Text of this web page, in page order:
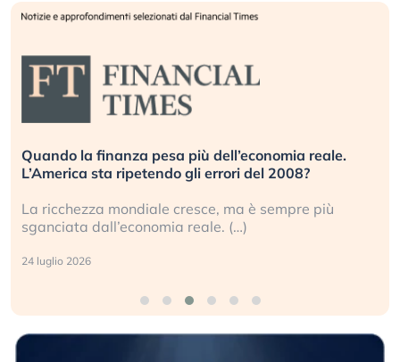
Quando la finanza pesa più dell’economia reale.
L’America sta ripetendo gli errori del 2008?
La ricchezza mondiale cresce, ma è sempre più
sganciata dall’economia reale. (…)
24 luglio 2026